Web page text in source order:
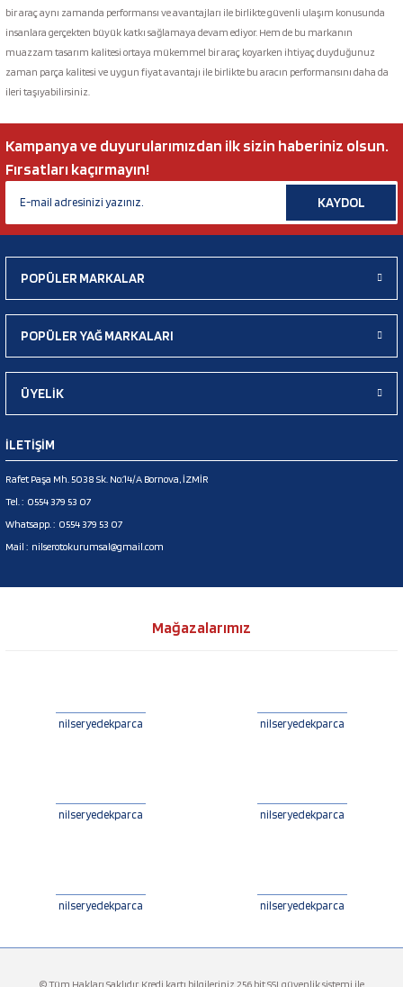
bir araç aynı zamanda performansı ve avantajları ile birlikte güvenli ulaşım konusunda
insanlara gerçekten büyük katkı sağlamaya devam ediyor. Hem de bu markanın
muazzam tasarım kalitesi ortaya mükemmel bir araç koyarken ihtiyaç duyduğunuz
zaman parça kalitesi ve uygun fiyat avantajı ile birlikte bu aracın performansını daha da
ileri taşıyabilirsiniz.
Kampanya ve duyurularımızdan ilk sizin haberiniz olsun.
Fırsatları kaçırmayın!
KAYDOL
POPÜLER MARKALAR
POPÜLER YAĞ MARKALARI
ÜYELİK
İLETİŞİM
Rafet Paşa Mh. 5038 Sk. No:14/A Bornova, İZMİR
Tel. : 0554 379 53 07
Whatsapp. : 0554 379 53 07
Mail : nilserotokurumsal@gmail.com
Mağazalarımız
nilseryedekparca nilseryedekparca
nilseryedekparca nilseryedekparca
nilseryedekparca nilseryedekparca
© Tüm Hakları Saklıdır. Kredi kartı bilgileriniz 256 bit SSLgüvenlik sistemi ile